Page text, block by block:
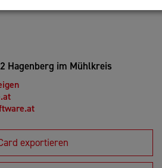
Hagenberg im Mühlkreis
exportieren